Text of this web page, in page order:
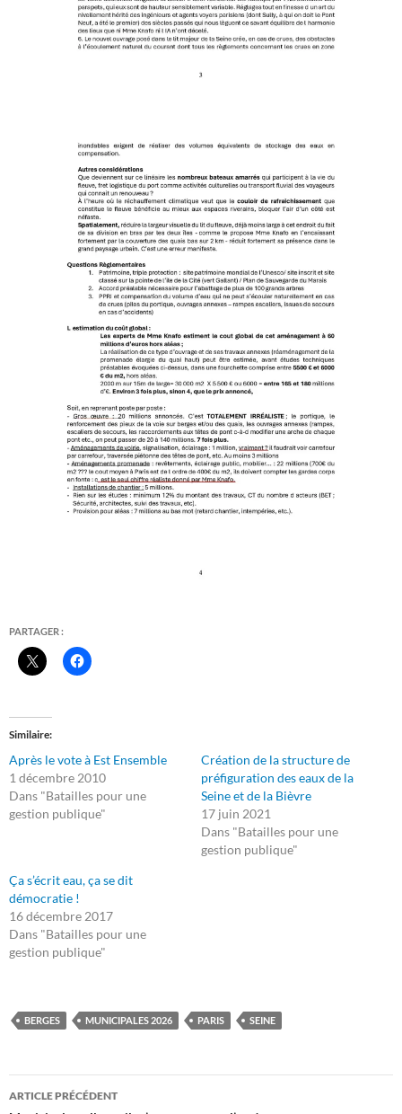
PARTAGER :
Similaire
Après le vote à Est Ensemble
1 décembre 2010
Dans "Batailles pour une
gestion publique"
Création de la structure de
préfiguration des eaux de la
Seine et de la Bièvre
17 juin 2021
Dans "Batailles pour une
gestion publique"
Ça s’écrit eau, ça se dit
démocratie !
16 décembre 2017
Dans "Batailles pour une
gestion publique"
BERGES MUNICIPALES 2026 PARIS SEINE
Navigation
ARTICLE PRÉCÉDENT